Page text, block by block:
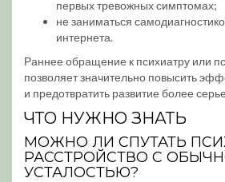
первых тревожных симптомах;
не заниматься
интернета.
Раннее обращение к психиатру или
позволяет значительно повысить
и предотвратить развитие более
ЧТО НУЖНО ЗНАТЬ
МОЖНО ЛИ СПУТАТЬ
РАССТРОЙСТВО С
УСТАЛОСТЬЮ?